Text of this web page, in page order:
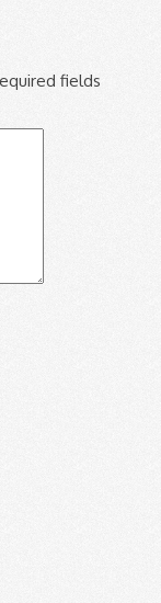
fields